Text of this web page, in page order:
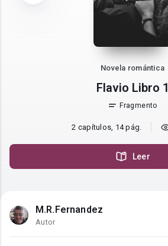
Novela romántica
Flavio Libro 1
Fragmento
2 capítulos, 14 pág.
Leer
M.R.Fernandez
Autor